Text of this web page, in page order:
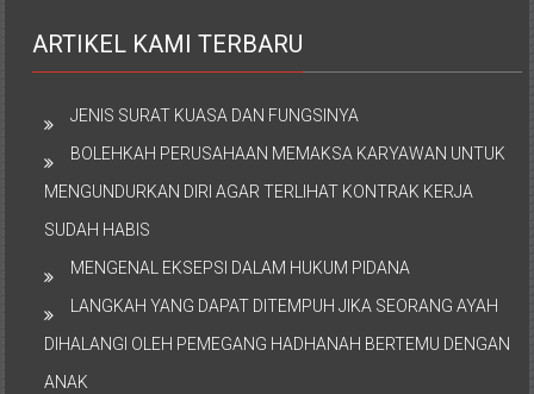
ARTIKEL KAMI TERBARU
JENIS SURAT KUASA DAN FUNGSINYA
BOLEHKAH PERUSAHAAN MEMAKSA KARYAWAN UNTUK
MENGUNDURKAN DIRI AGAR TERLIHAT KONTRAK KERJA
SUDAH HABIS
MENGENAL EKSEPSI DALAM HUKUM PIDANA
LANGKAH YANG DAPAT DITEMPUH JIKA SEORANG AYAH
DIHALANGI OLEH PEMEGANG HADHANAH BERTEMU DENGAN
ANAK